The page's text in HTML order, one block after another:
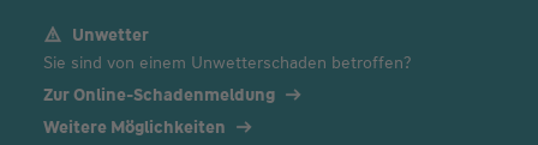
Unwetter
Sie sind von einem Unwetterschaden betroffen?
Zur Online-Schadenmeldung
Weitere Möglichkeiten